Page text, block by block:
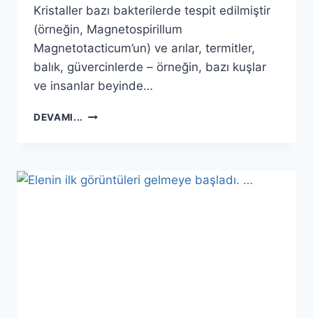
Kristaller bazı bakterilerde tespit edilmiştir
(örneğin, Magnetospirillum
Magnetotacticum’un) ve arılar, termitler,
balık, güvercinlerde – örneğin, bazı kuşlar
ve insanlar beyinde…
DEVAMI... 11
NE
OLACAK